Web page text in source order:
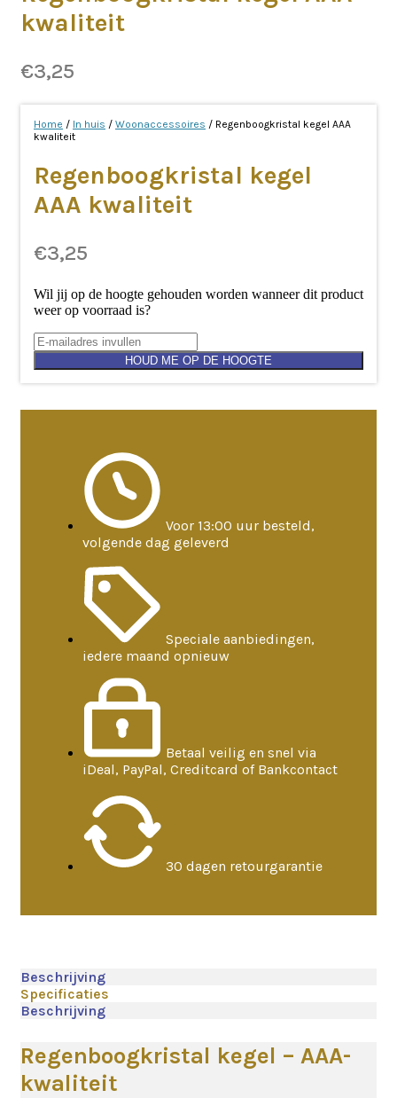
kwaliteit
€3,25
Home / In huis / Woonaccessoires / Regenboogkristal kegel AAA
kwaliteit
Regenboogkristal kegel
AAA kwaliteit
€3,25
Wil jij op de hoogte gehouden worden wanneer dit product
weer op voorraad is?
HOUD ME OP DE HOOGTE
Voor 13:00 uur besteld,
volgende dag geleverd
Speciale aanbiedingen,
iedere maand opnieuw
Betaal veilig en snel via
iDeal, PayPal, Creditcard of Bankcontact
30 dagen retourgarantie
Beschrijving
Specificaties
Beschrijving
Regenboogkristal kegel – AAA-
kwaliteit